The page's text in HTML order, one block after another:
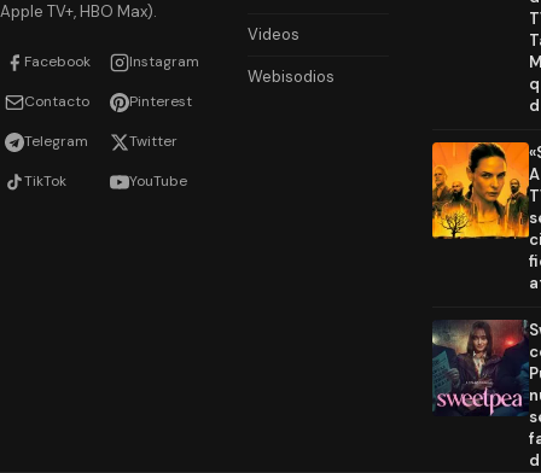
Apple TV+, HBO Max).
Facebook Instagram
Contacto Pinterest
Telegram Twitter
TikTok YouTube
Videos
Webisodios